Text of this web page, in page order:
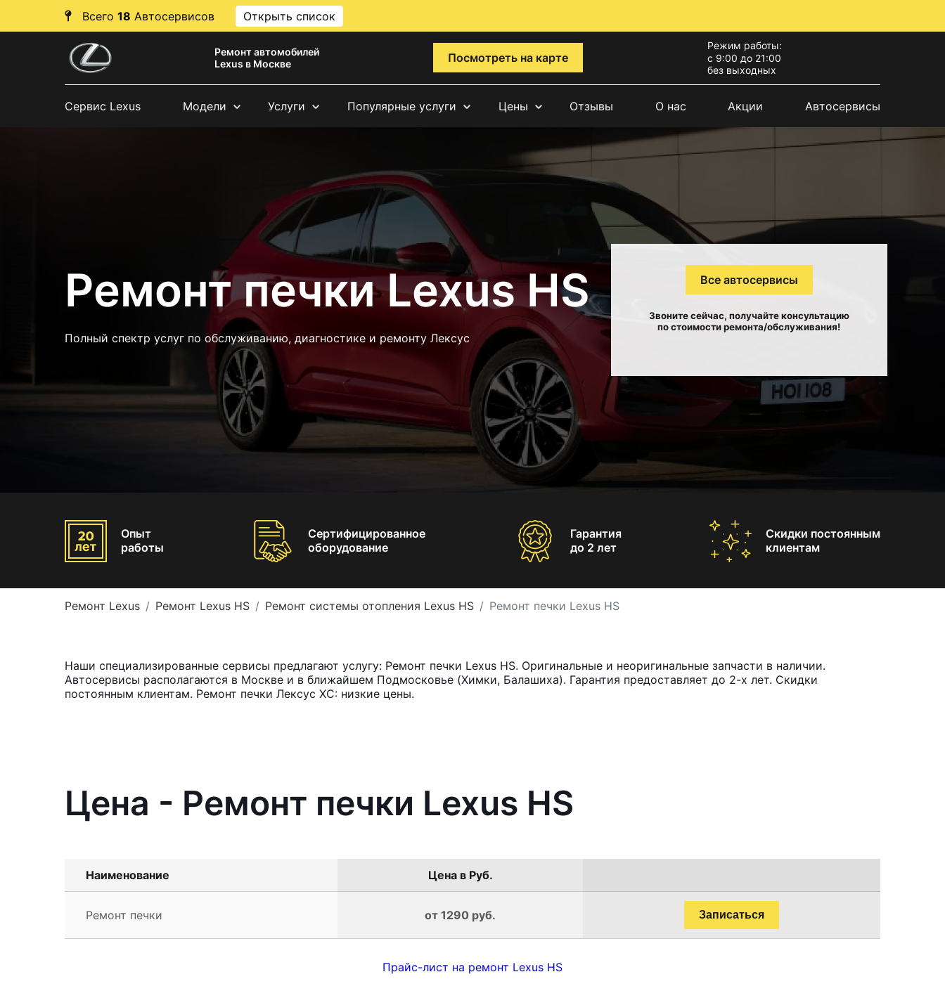
Всего 18 Автосервисов Открыть список
Ремонт автомобилей
Lexus в Москве
Посмотреть на карте
Режим работы:
с 9:00 до 21:00
без выходных
Сервис Lexus Модели Услуги Популярные услуги Цены Отзывы О нас Акции Автосервисы
Ремонт печки Lexus HS
Полный спектр услуг по обслуживанию, диагностике и ремонту Лексус
Все автосервисы
Звоните сейчас, получайте консультацию
по стоимости ремонта/обслуживания!
Опыт
работы
Сертифицированное
оборудование
Гарантия
до 2 лет
Скидки постоянным
клиентам
Ремонт Lexus Ремонт Lexus HS Ремонт системы отопления Lexus HS Ремонт печки Lexus HS
Наши специализированные сервисы предлагают услугу: Ремонт печки Lexus HS. Оригинальные и неоригинальные запчасти в наличии.
Автосервисы располагаются в Москве и в ближайшем Подмосковье (Химки, Балашиха). Гарантия предоставляет до 2-х лет. Скидки
постоянным клиентам. Ремонт печки Лексус ХС: низкие цены.
Цена - Ремонт печки Lexus HS
Наименование Цена в Руб.
Ремонт печки от 1290 руб. Записаться
Прайс-лист на ремонт Lexus HS